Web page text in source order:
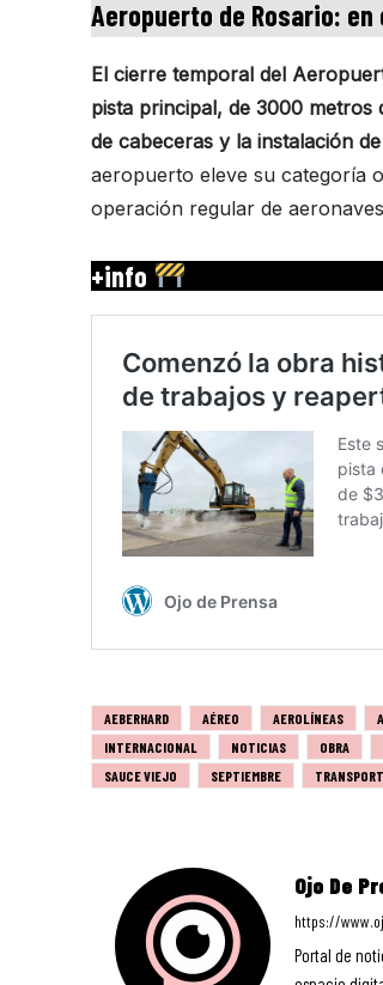
Aeropuerto de Rosario: en
El cierre temporal del
pista principal, de 3000
de cabeceras y la instalación
aeropuerto eleve su categoría
operación regular de
+info
AEBERHARD AÉREO AEROLÍNEAS
INTERNACIONAL
NOTICIAS OBRA
SAUCE VIEJO
SEPTIEMBRE
Ojo De
https://
Portal de